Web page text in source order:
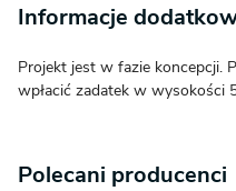
Informacje
Projekt jest w fazie koncepcji.
wpłacić zadatek w wysokości
Polecani producenci